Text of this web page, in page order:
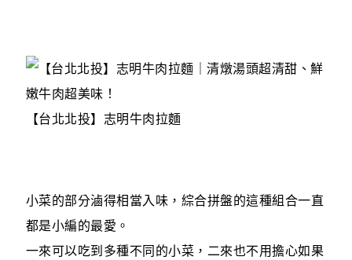
【台北北投】志明牛肉拉麵
小菜的部分滷得相當入味，綜合拼盤的這種組合一直
都是小編的最愛。
一來可以吃到多種不同的小菜，二來也不用擔心如果